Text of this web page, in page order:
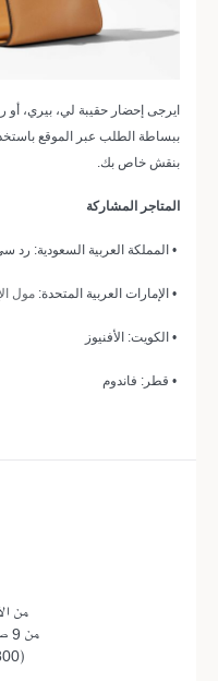
ايرجى إحضار حقيبة لي، بيري، أو
ببساطة الطلب عبر الموقع
بنقش خاص بك.
المتاجر المشاركة
• المملكة العربية السعودية: رد
• الإمارات العربية المتحدة: مول
• الكويت: الأفنيوز
• قطر: فاندوم
من
من 9 صباحًا إلى 9 مساءً
(800) 1181818